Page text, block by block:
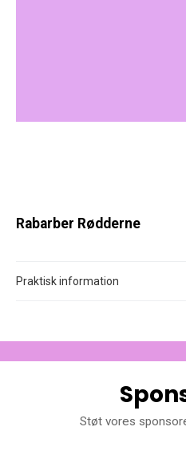
Rabarber Rødderne
Praktisk information
Støt vores